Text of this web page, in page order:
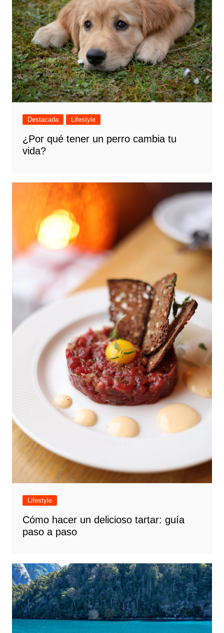
Destacada Lifestyle
¿Por qué tener un perro cambia tu
vida?
Lifestyle
Cómo hacer un delicioso tartar: guía
paso a paso